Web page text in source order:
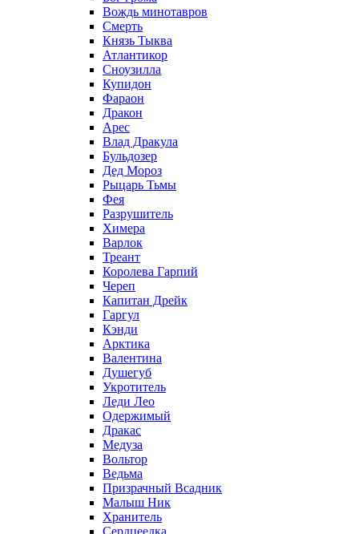
Вождь минотавров
Смерть
Князь Тыква
Атлантикор
Сноузилла
Купидон
Фараон
Дракон
Арес
Влад Дракула
Бульдозер
Дед Мороз
Рыцарь Тьмы
Фея
Разрушитель
Химера
Варлок
Треант
Королева Гарпий
Череп
Капитан Дрейк
Гаргул
Кэнди
Арктика
Валентина
Душегуб
Укротитель
Леди Лео
Одержимый
Дракас
Медуза
Вольтор
Ведьма
Призрачный Всадник
Малыш Ник
Хранитель